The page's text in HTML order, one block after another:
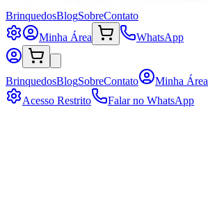
BrinquedosBlogSobreContato
Minha Área
WhatsApp
BrinquedosBlogSobreContato
Minha Área
Acesso Restrito
Falar no WhatsApp